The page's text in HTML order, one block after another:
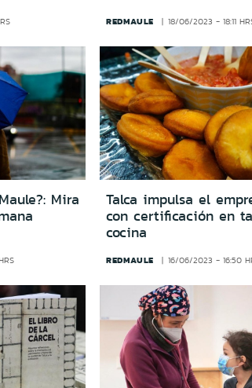
REDMAULE 18/06/2023 - 18:11
Mira
Talca impulsa el
con certificación en
cocina
REDMAULE 16/06/2023 - 16:50